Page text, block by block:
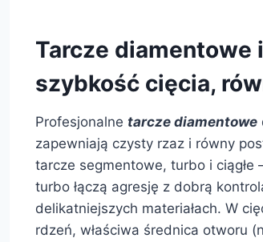
Tarcze diamentowe
szybkość cięcia,
Profesjonalne tarcze diamentowe
zapewniają czysty rzaz i równy
tarcze segmentowe, turbo i ciągłe
turbo łączą agresję z dobrą
delikatniejszych materiałach. W
rdzeń, właściwa średnica otworu